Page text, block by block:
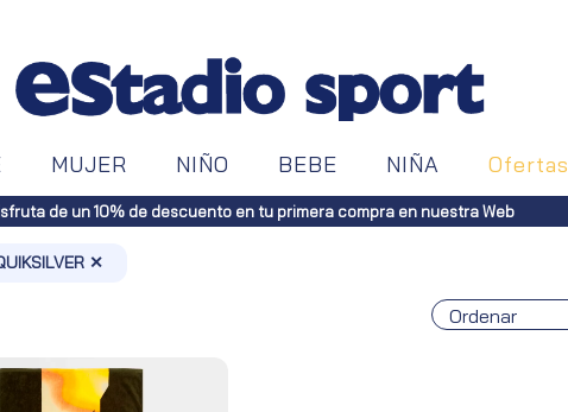
MUJER NIÑO BEBE NIÑA Ofertas
de un 10% de descuento en tu primera compra en nuestra Web
✕